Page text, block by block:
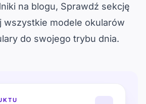
na blogu, Sprawdź sekcję
wszystkie modele okularów
do swojego trybu dnia.